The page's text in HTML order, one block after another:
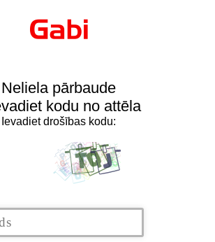
Neliela pārbaude
kodu no attēla
Ievadiet drošības kodu: